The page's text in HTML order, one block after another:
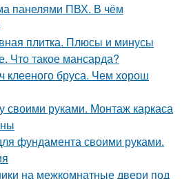
панелями ПВХ. В чём
плитка. Плюсы и минусы
Что такое мансарда?
клееного бруса. Чем хорош
своими руками. Монтаж каркаса
фундамента своими руками.
на межкомнатные двери под